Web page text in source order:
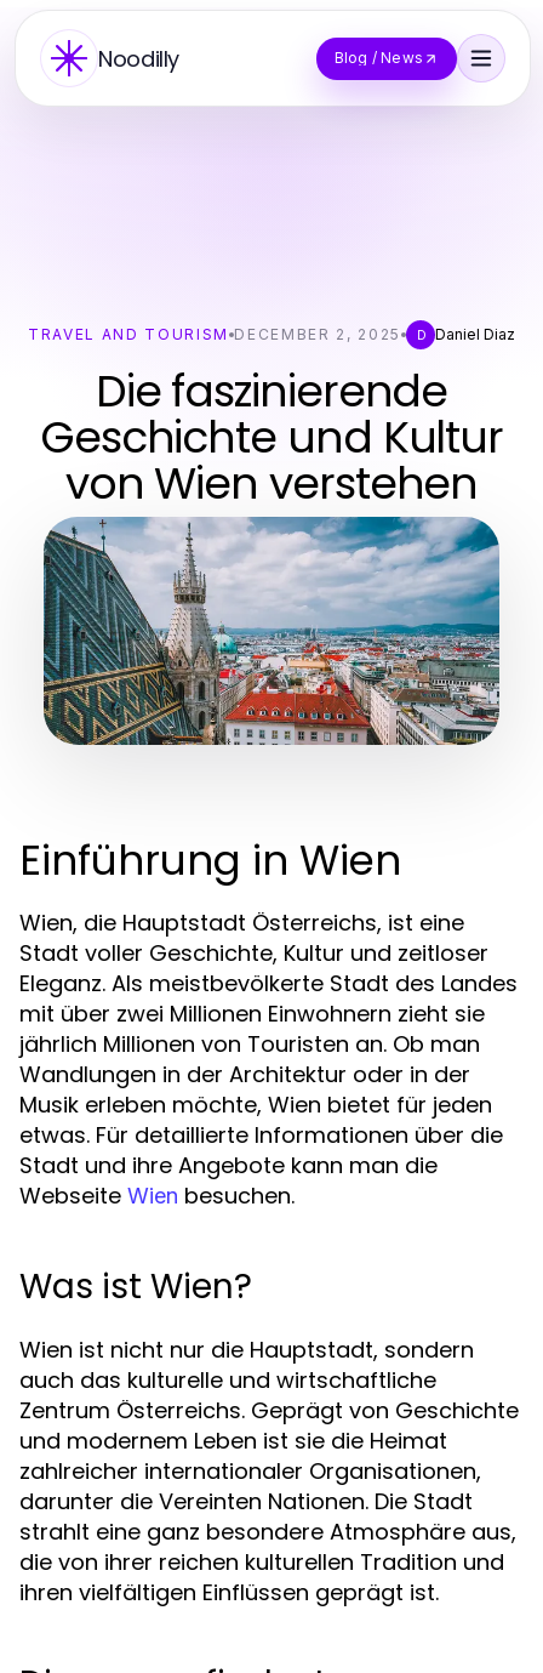
Noodilly Blog / News
TRAVEL AND TOURISM DECEMBER 2, 2025 D Daniel Diaz
Die faszinierende
Geschichte und Kultur
von Wien verstehen
Einführung in Wien
Wien, die Hauptstadt Österreichs, ist eine
Stadt voller Geschichte, Kultur und zeitloser
Eleganz. Als meistbevölkerte Stadt des Landes
mit über zwei Millionen Einwohnern zieht sie
jährlich Millionen von Touristen an. Ob man
Wandlungen in der Architektur oder in der
Musik erleben möchte, Wien bietet für jeden
etwas. Für detaillierte Informationen über die
Stadt und ihre Angebote kann man die
Webseite Wien besuchen.
Was ist Wien?
Wien ist nicht nur die Hauptstadt, sondern
auch das kulturelle und wirtschaftliche
Zentrum Österreichs. Geprägt von Geschichte
und modernem Leben ist sie die Heimat
zahlreicher internationaler Organisationen,
darunter die Vereinten Nationen. Die Stadt
strahlt eine ganz besondere Atmosphäre aus,
die von ihrer reichen kulturellen Tradition und
ihren vielfältigen Einflüssen geprägt ist.